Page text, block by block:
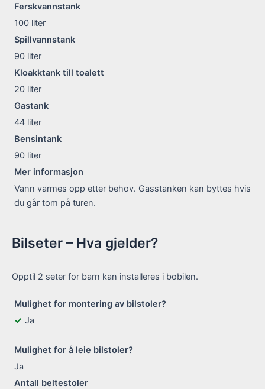
Ferskvannstank
100 liter
Spillvannstank
90 liter
Kloakktank till toalett
20 liter
Gastank
44 liter
Bensintank
90 liter
Mer informasjon
Vann varmes opp etter behov. Gasstanken kan byttes hvis
du går tom på turen.
Bilseter – Hva gjelder?
Opptil 2 seter for barn kan installeres i bobilen.
Mulighet for montering av bilstoler?
Ja
Mulighet for å leie bilstoler?
Ja
Antall beltestoler